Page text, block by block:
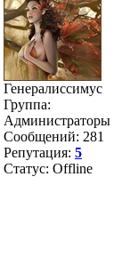
Генералиссимус
Группа:
Администраторы
Сообщений: 281
Репутация: 5
Статус: Offline